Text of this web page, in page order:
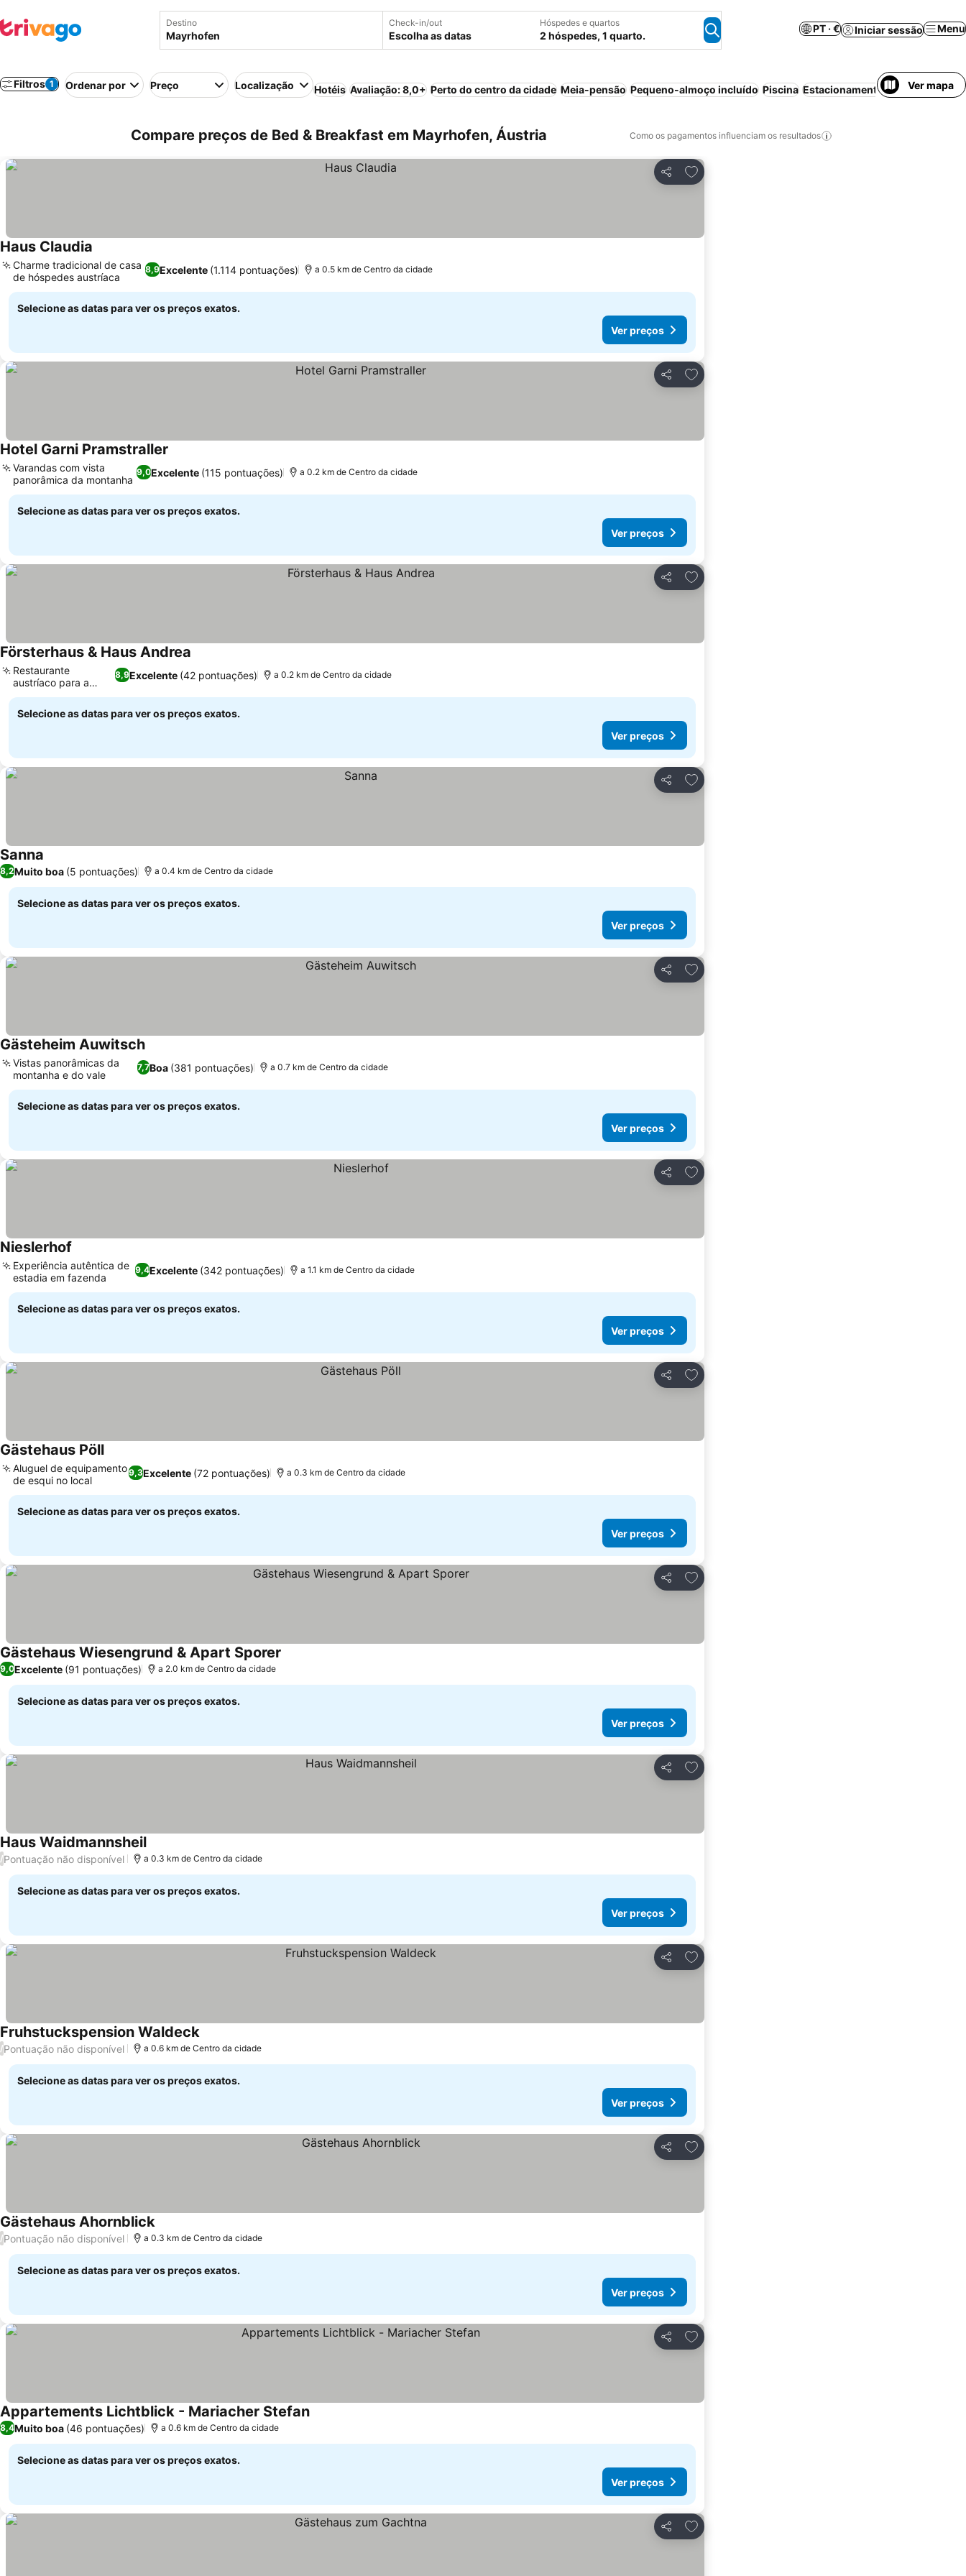
Destino Check-in/out
Escolha as datas
Hóspedes e quartos
2 hóspedes, 1 quarto.
PT · € Iniciar sessão Menu
Filtros 1 Ordenar por Preço Localização Hotéis Avaliação: 8,0+ Perto do centro da cidade Meia-pensão Pequeno-almoço incluído Piscina Estacionamento Aparthotel
Ver mapa
Compare preços de Bed & Breakfast em Mayrhofen, Áustria Como os pagamentos influenciam os resultados
Partilhar
Adicionar aos favoritos
Haus Claudia
8,9Excelente (1.114 pontuações)
Charme tradicional de casa
de hóspedes austríaca
a 0.5 km de Centro da cidade
Selecione as datas para ver os preços exatos.
Ver preços
Partilhar
Adicionar aos favoritos
Hotel Garni Pramstraller
9,0Excelente (115 pontuações)
Varandas com vista
panorâmica da montanha
a 0.2 km de Centro da cidade
Selecione as datas para ver os preços exatos.
Ver preços
Partilhar
Adicionar aos favoritos
Försterhaus & Haus Andrea
8,9Excelente (42 pontuações)
Restaurante
austríaco para a
família
a 0.2 km de Centro da cidade
Selecione as datas para ver os preços exatos.
Ver preços
Partilhar
Adicionar aos favoritos
Sanna
8,2Muito boa (5 pontuações) a 0.4 km de Centro da cidade
Selecione as datas para ver os preços exatos.
Ver preços
Partilhar
Adicionar aos favoritos
Gästeheim AuwitschVer preços
7,7Boa (381 pontuações)
Vistas panorâmicas da
montanha e do vale
a 0.7 km de Centro da cidade
Selecione as datas para ver os preços exatos.
Ver preços
Partilhar
Adicionar aos favoritos
Nieslerhof
9,4Excelente (342 pontuações)
Experiência autêntica de
estadia em fazenda
a 1.1 km de Centro da cidade
Selecione as datas para ver os preços exatos.
Ver preços
Partilhar
Adicionar aos favoritos
Gästehaus PöllVer preços
9,3Excelente (72 pontuações)
Aluguel de equipamento
de esqui no local
a 0.3 km de Centro da cidade
Selecione as datas para ver os preços exatos.
Ver preços
Partilhar
Adicionar aos favoritos
Gästehaus Wiesengrund & Apart Sporer
9,0Excelente (91 pontuações) a 2.0 km de Centro da cidade
Selecione as datas para ver os preços exatos.
Ver preços
Partilhar
Adicionar aos favoritos
Haus WaidmannsheilVer preços
/Pontuação não disponível a 0.3 km de Centro da cidade
Selecione as datas para ver os preços exatos.
Ver preços
Partilhar
Adicionar aos favoritos
Fruhstuckspension WaldeckVer preços
/Pontuação não disponível a 0.6 km de Centro da cidade
Selecione as datas para ver os preços exatos.
Ver preços
Partilhar
Adicionar aos favoritos
Gästehaus AhornblickVer preços
/Pontuação não disponível a 0.3 km de Centro da cidade
Selecione as datas para ver os preços exatos.
Ver preços
Partilhar
Adicionar aos favoritos
Appartements Lichtblick - Mariacher StefanVer preços
8,4Muito boa (46 pontuações) a 0.6 km de Centro da cidade
Selecione as datas para ver os preços exatos.
Ver preços
Partilhar
Adicionar aos favoritos